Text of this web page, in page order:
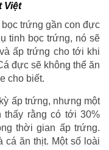
Việt
trứng gần con đực
tinh bọc trứng, nó sẽ
ấp trứng cho tới khi
đực sẽ không thể ăn
cho biết.
ấp trứng, nhưng một
thấy rằng có tới 30%
thời gian ấp trứng.
ăn thịt. Một số loài